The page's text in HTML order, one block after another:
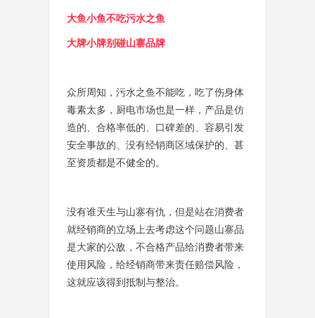
大鱼小鱼不吃污水之鱼
大牌小牌别碰山寨品牌
众所周知，污水之鱼不能吃，吃了伤身体
毒素太多，厨电市场也是一样，产品是仿
造的、合格率低的、口碑差的、容易引发
安全事故的、没有经销商区域保护的、甚
至资质都是不健全的。
没有谁天生与山寨有仇，但是站在消费者
就经销商的立场上去考虑这个问题山寨品
是大家的公敌，不合格产品给消费者带来
使用风险，给经销商带来责任赔偿风险，
这就应该得到抵制与整治。